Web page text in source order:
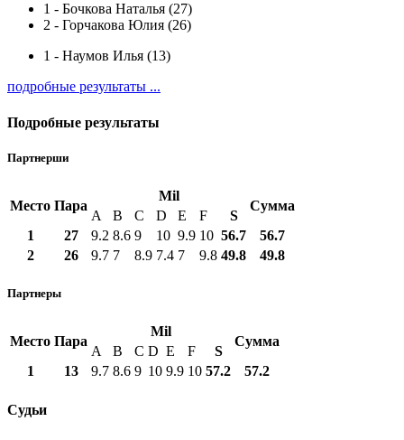
1 - Бочкова Наталья (27)
2 - Горчакова Юлия (26)
1 - Наумов Илья (13)
подробные результаты ...
Подробные результаты
Партнерши
Место Пара
Mil
Сумма
A B C D E F
S
1
27 9.2 8.6 9 10 9.9 10 56.7
56.7
2
26 9.7 7 8.9 7.4 7 9.8 49.8 49.8
Партнеры
Место Пара
Mil
Сумма
A B C D E F
S
1
13 9.7 8.6 9 10 9.9 10 57.2 57.2
Судьи